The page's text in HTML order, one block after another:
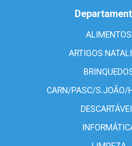
ALIMENTOS
ARTIGOS
CARN/PASC/S.JOÃO/